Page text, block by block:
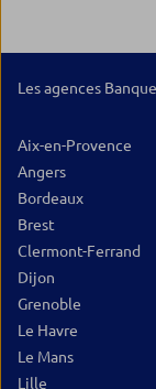
Les agences
Aix-en-Provence
Angers
Bordeaux
Brest
Clermont-Ferrand
Dijon
Grenoble
Le Havre
Le Mans
Lille